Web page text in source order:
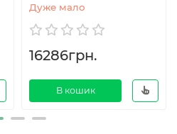
Дуже мало
16286грн.
В кошик